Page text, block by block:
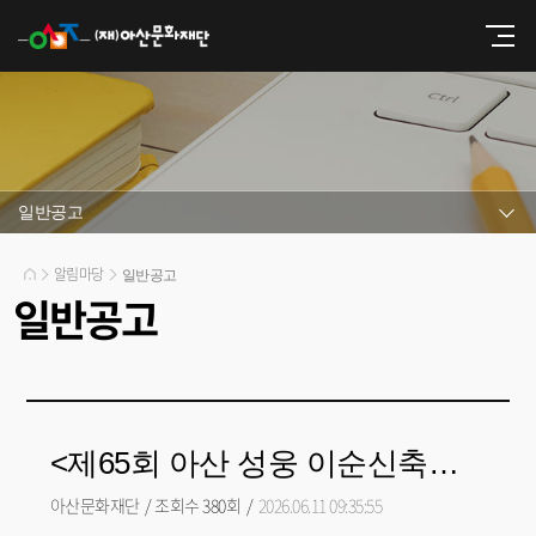
일반공고
알림마당 일반공고
일반공고
<제65회 아산 성웅 이순신축제 이순신장군 시·서·화 전국대회>난중일기 서예 필사대회 결과발표
아산문화재단 /조회수 380회 / 2026.06.11 09:35:55